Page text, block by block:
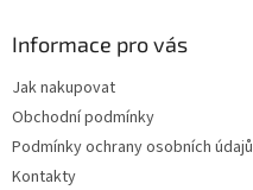
Informace pro vás
Jak nakupovat
Obchodní podmínky
Podmínky ochrany osobních údajů
Kontakty